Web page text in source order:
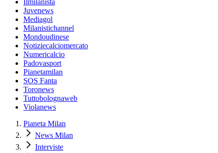
Ilmilanista
Juvenews
Mediagol
Milanistichannel
Mondoudinese
Notiziecalciomercato
Numericalcio
Padovasport
Pianetamilan
SOS Fanta
Toronews
Tuttobolognaweb
Violanews
Pianeta Milan
News Milan
Interviste